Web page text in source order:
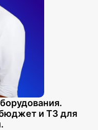
и ТЗ для